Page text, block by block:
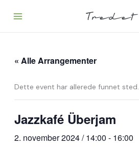
« Alle Arrangementer
Dette event har allerede funnet sted.
Jazzkafé Überjam
2. november 2024 / 14:00 - 16:00